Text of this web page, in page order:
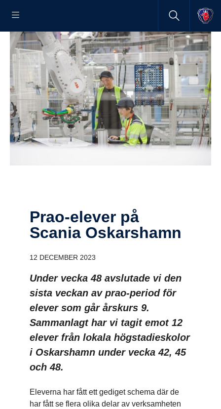
Prao-​elever på
Scania Oskars­hamn
12 DECEMBER 2023
Under vecka 48 avslutade vi den
sista veckan av prao-period för
elever som går årskurs 9.
Sammanlagt har vi tagit emot 12
elever från lokala högstadieskolor
i Oskarshamn under vecka 42, 45
och 48.
Eleverna har fått ett gediget schema där de
har fått se flera olika delar av verksamheten